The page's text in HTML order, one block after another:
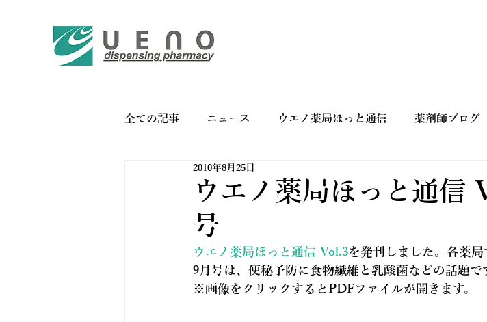
全ての記事 ニュース ウエノ薬局ほっと通信 薬剤師ブログ
バイオリンク お薬手帳の上手なつかい方
ウエノ薬局ほっと通信
号
2010年8月25日
ウエノ薬局ほっと通信 Vol.3を発刊しました。各薬局
9月号は、便秘予防に食物繊維と乳酸菌などの話題で
※画像をクリックするとPDFファイルが開きます。